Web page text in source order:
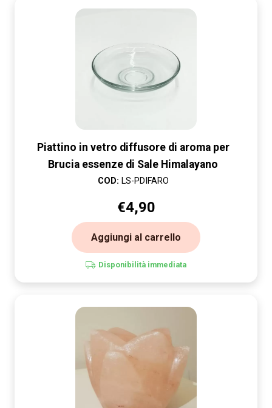
Piattino in vetro diffusore di aroma per
Brucia essenze di Sale Himalayano
COD: LS-PDIFARO
€4,90
Aggiungi al carrello
Disponibilità immediata